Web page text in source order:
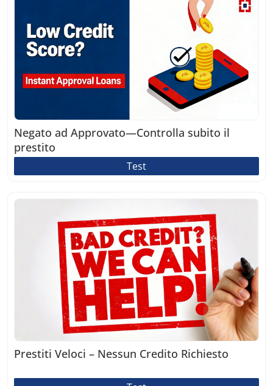
Negato ad Approvato—Controlla subito il
prestito
Test
Prestiti Veloci – Nessun Credito Richiesto